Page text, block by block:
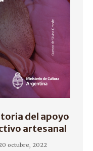
del apoyo
artesanal
octubre, 2022